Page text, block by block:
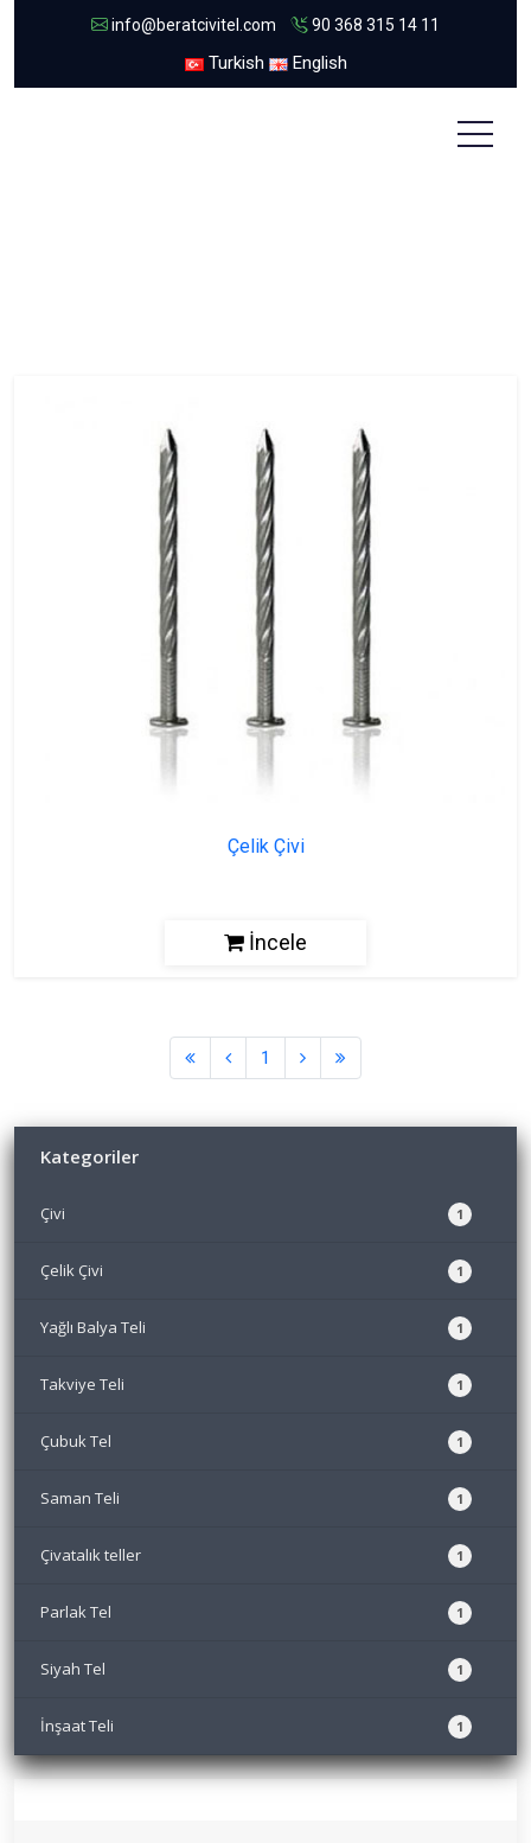
info@beratcivitel.com 90 368 315 14 11
Turkish English
Çelik Çivi
İncele
1
Kategoriler
1
Çivi
1
Çelik Çivi
1
Yağlı Balya Teli
1
Takviye Teli
1
Çubuk Tel
1
Saman Teli
1
Çivatalık teller
1
Parlak Tel
1
Siyah Tel
1
İnşaat Teli